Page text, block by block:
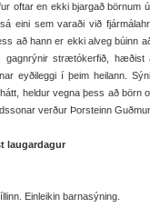
oftar en ekki bjargað börnum
eini sem varaði við
að hann er ekki alveg búinn
gagnrýnir strætókerfið,
eyðileggi í þeim heilann.
heldur vegna þess að börn
verður Þorsteinn
laugardagur
Einleikin barnasýning.